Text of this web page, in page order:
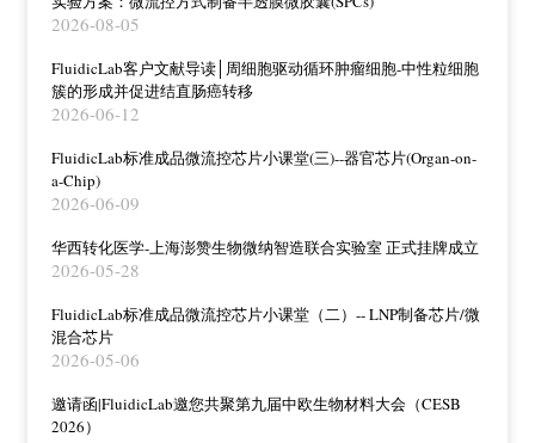
2026-08-05
FluidicLab客户文献导读│周细胞驱动循环肿瘤细胞-中性粒细胞
簇的形成并促进结直肠癌转移
2026-06-12
FluidicLab标准成品微流控芯片小课堂(三)--器官芯片(Organ-on-
a-Chip)
2026-06-09
华西转化医学-上海澎赞生物微纳智造联合实验室 正式挂牌成立
2026-05-28
FluidicLab标准成品微流控芯片小课堂（二）-- LNP制备芯片/微
混合芯片
2026-05-06
邀请函|FluidicLab邀您共聚第九届中欧生物材料大会（CESB
2026）